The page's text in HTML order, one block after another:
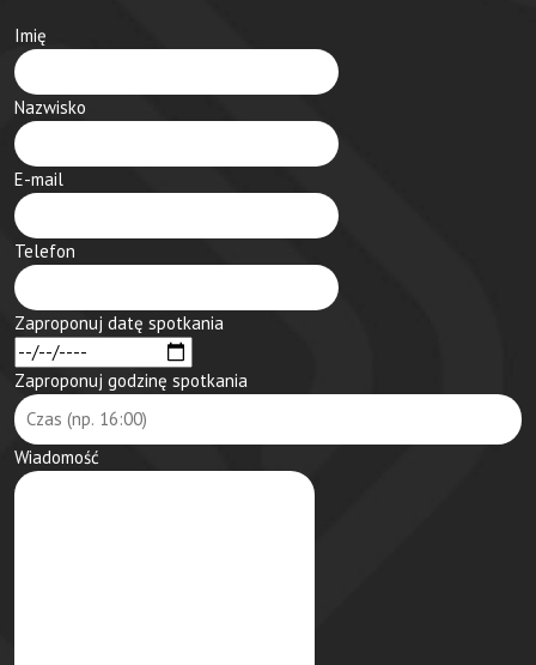
Imię
Nazwisko
E-mail
Telefon
Zaproponuj datę spotkania
Zaproponuj godzinę spotkania
Wiadomość